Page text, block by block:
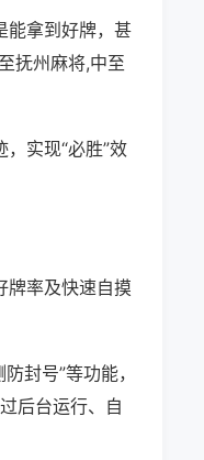
能拿到好牌，甚
抚州麻将,中至
实现“必胜”效
牌率及快速自摸
封号”等功能，
后台运行、自